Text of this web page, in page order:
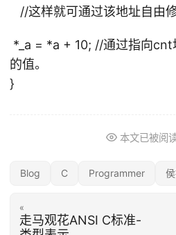
//这样就可通过该地址自由
*_a = *a + 10; //通过指向
的值。
}
本文已被阅
Blog C Programmer
«
走马观花ANSI C标准-